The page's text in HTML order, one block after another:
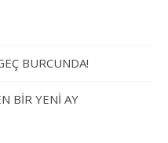
BURCUNDA!
BİR YENİ AY